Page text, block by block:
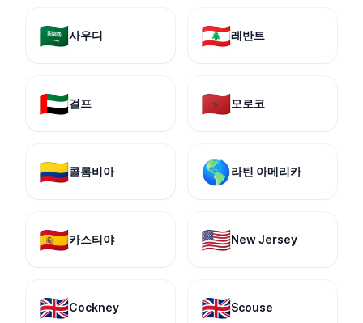
🇸🇦사우디 🇱🇧레반트
🇦🇪걸프 🇲🇦모로코
🇨🇴콜롬비아 🌎라틴 아메리카
🇪🇸카스티야 🇺🇸New Jersey
🇬🇧Cockney 🇬🇧Scouse